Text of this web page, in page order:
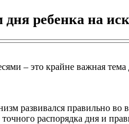
ребенка на
– это крайне важная тема
развивался правильно
точного распорядка дня и